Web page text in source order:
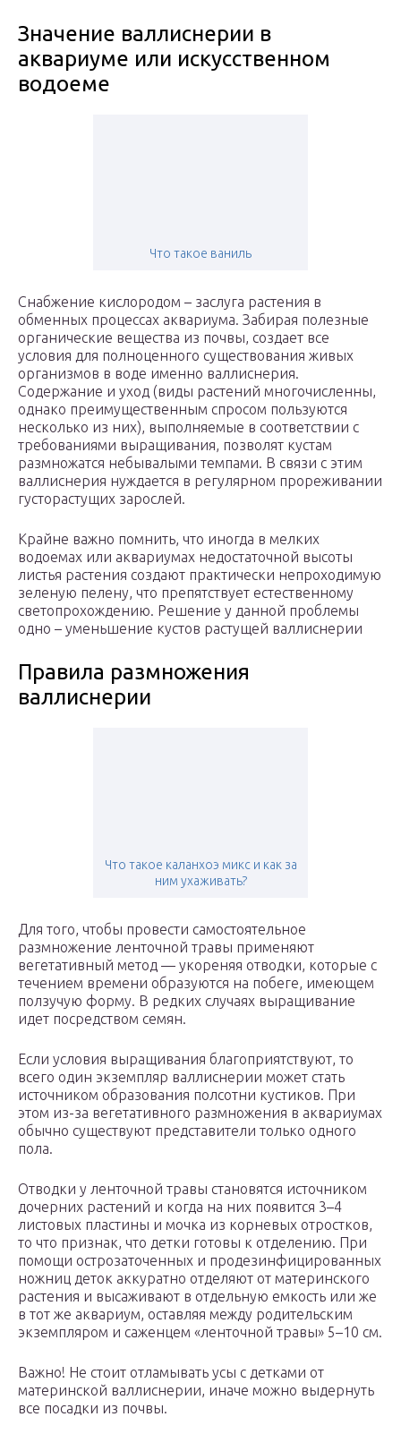
Значение валлиснерии в
аквариуме или искусственном
водоеме
Что такое ваниль
Снабжение кислородом – заслуга растения в
обменных процессах аквариума. Забирая полезные
органические вещества из почвы, создает все
условия для полноценного существования живых
организмов в воде именно валлиснерия.
Содержание и уход (виды растений многочисленны,
однако преимущественным спросом пользуются
несколько из них), выполняемые в соответствии с
требованиями выращивания, позволят кустам
размножатся небывалыми темпами. В связи с этим
валлиснерия нуждается в регулярном прореживании
густорастущих зарослей.
Крайне важно помнить, что иногда в мелких
водоемах или аквариумах недостаточной высоты
листья растения создают практически непроходимую
зеленую пелену, что препятствует естественному
светопрохождению. Решение у данной проблемы
одно – уменьшение кустов растущей валлиснерии
Правила размножения
валлиснерии
Что такое каланхоэ микс и как за
ним ухаживать?
Для того, чтобы провести самостоятельное
размножение ленточной травы применяют
вегетативный метод — укореняя отводки, которые с
течением времени образуются на побеге, имеющем
ползучую форму. В редких случаях выращивание
идет посредством семян.
Если условия выращивания благоприятствуют, то
всего один экземпляр валлиснерии может стать
источником образования полсотни кустиков. При
этом из-за вегетативного размножения в аквариумах
обычно существуют представители только одного
пола.
Отводки у ленточной травы становятся источником
дочерних растений и когда на них появится 3–4
листовых пластины и мочка из корневых отростков,
то что признак, что детки готовы к отделению. При
помощи острозаточенных и продезинфицированных
ножниц деток аккуратно отделяют от материнского
растения и высаживают в отдельную емкость или же
в тот же аквариум, оставляя между родительским
экземпляром и саженцем «ленточной травы» 5–10 см.
Важно! Не стоит отламывать усы с детками от
материнской валлиснерии, иначе можно выдернуть
все посадки из почвы.